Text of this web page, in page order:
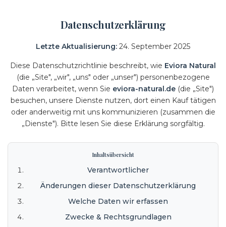
n
.
Datenschutzerklärung
Letzte Aktualisierung: 24. September 2025
Diese Datenschutzrichtlinie beschreibt, wie Eviora Natural
(die „Site", „wir", „uns" oder „unser") personenbezogene
Daten verarbeitet, wenn Sie eviora-natural.de (die „Site")
besuchen, unsere Dienste nutzen, dort einen Kauf tätigen
oder anderweitig mit uns kommunizieren (zusammen die
„Dienste"). Bitte lesen Sie diese Erklärung sorgfältig.
Inhaltsübersicht
Verantwortlicher
Änderungen dieser Datenschutzerklärung
Welche Daten wir erfassen
Zwecke & Rechtsgrundlagen